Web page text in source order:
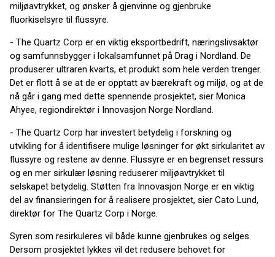
miljøavtrykket, og ønsker å gjenvinne og gjenbruke
fluorkiselsyre til flussyre.
- The Quartz Corp er en viktig eksportbedrift, næringslivsaktør
og samfunnsbygger i lokalsamfunnet på Drag i Nordland. De
produserer ultraren kvarts, et produkt som hele verden trenger.
Det er flott å se at de er opptatt av bærekraft og miljø, og at de
nå går i gang med dette spennende prosjektet, sier Monica
Ahyee, regiondirektør i Innovasjon Norge Nordland.
- The Quartz Corp har investert betydelig i forskning og
utvikling for å identifisere mulige løsninger for økt sirkularitet av
flussyre og restene av denne. Flussyre er en begrenset ressurs
og en mer sirkulær løsning reduserer miljøavtrykket til
selskapet betydelig. Støtten fra Innovasjon Norge er en viktig
del av finansieringen for å realisere prosjektet, sier Cato Lund,
direktør for The Quartz Corp i Norge.
Syren som resirkuleres vil både kunne gjenbrukes og selges.
Dersom prosjektet lykkes vil det redusere behovet for